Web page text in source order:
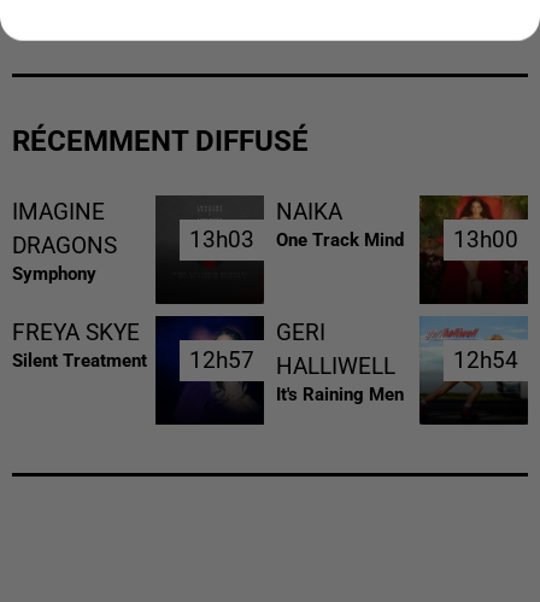
RÉCEMMENT DIFFUSÉ
IMAGINE
DRAGONS
Symphony
13h03
13h03
NAIKA
One Track Mind 13h00
13h00
FREYA SKYE
Silent Treatment 12h57
12h57
GERI
HALLIWELL
It's Raining Men
12h54
12h54